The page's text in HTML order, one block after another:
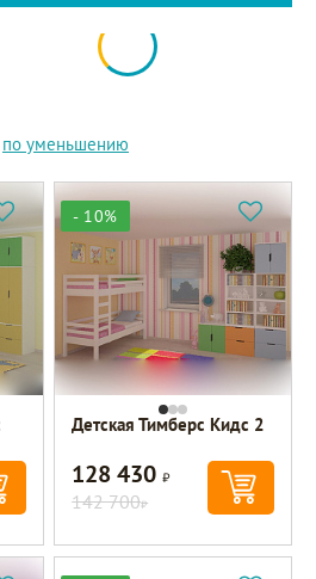
по уменьшению
- 10%
Детская Тимберс Кидс 2
128 430Р
142 700Р